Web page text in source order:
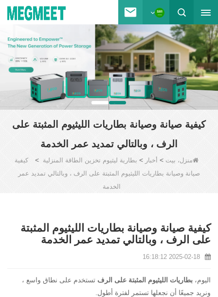
كيفية صيانة وصيانة بطاريات الليثيوم المثبتة على
الرف ، وبالتالي تمديد عمر الخدمة
منزل، بيت > أخبار > بطارية ليثيوم تخزين الطاقة المنزلية >
كيفية
صيانة وصيانة بطاريات الليثيوم المثبتة على الرف ، وبالتالي تمديد عمر
الخدمة
كيفية صيانة وصيانة بطاريات الليثيوم المثبتة
على الرف ، وبالتالي تمديد عمر الخدمة
2025-02-18 16:18:12
اليوم، بطاريات الليثيوم المثبتة على الرف تستخدم على نطاق واسع ،
ونريد جميعًا أن نجعلها تستمر لفترة أطول.